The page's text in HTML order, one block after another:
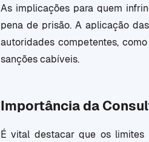
As implicações para quem
pena de prisão. A aplicação
autoridades competentes,
sanções cabíveis.
Importância da
É vital destacar que os limites